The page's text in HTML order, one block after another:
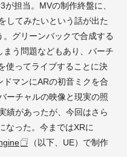
担当。MVの制作終盤に、
してみたいという話が出た
グリーンバックで合成する
う問題などもあり、バーチ
使ってライブすることに決
マンにARの初音ミクを合
ーチャルの映像と現実の照
績があったが、今回はさら
なった。今まではXRに
（以下、UE）で制作